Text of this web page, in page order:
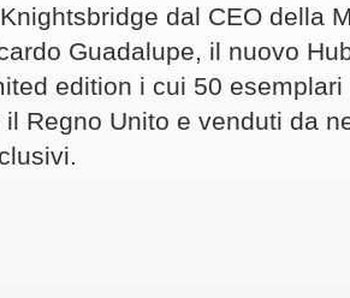
dal CEO della
Guadalupe, il nuovo
edition i cui 50
Regno Unito e venduti da